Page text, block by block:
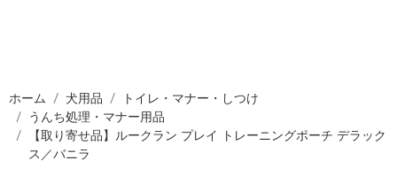
ホーム 犬用品
トイレ・マナー・しつけ
うんち処理・マナー用品
【取り寄せ品】ルークラン プレイ トレーニングポーチ デラック
ス／バニラ